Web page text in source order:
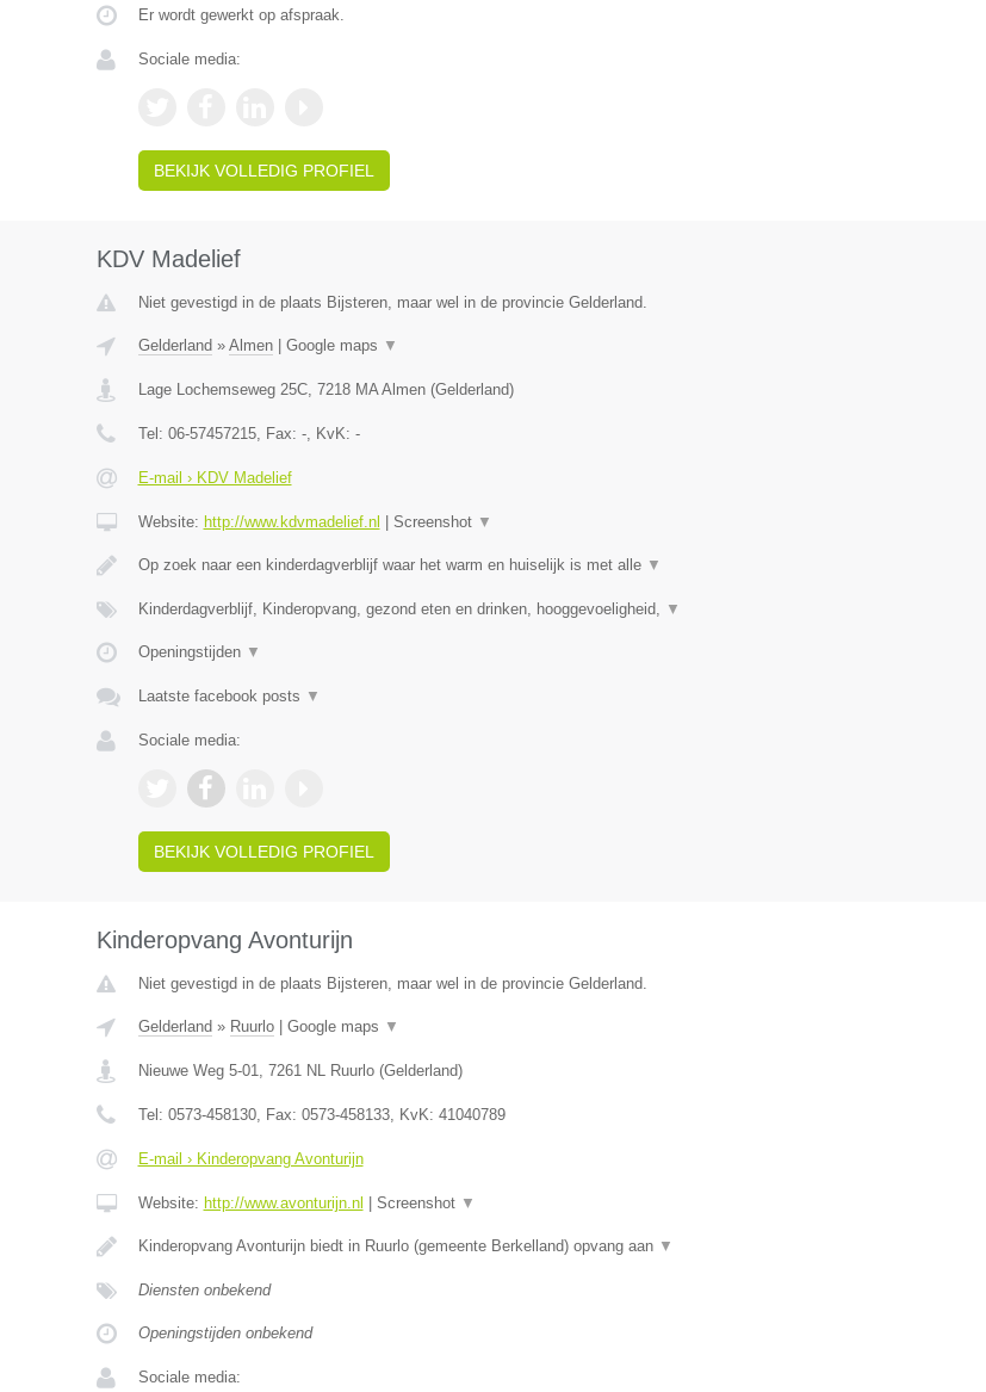
Er wordt gewerkt op afspraak.
Sociale media:
BEKIJK VOLLEDIG PROFIEL
KDV Madelief
Niet gevestigd in de plaats Bijsteren, maar wel in de provincie Gelderland.
Gelderland » Almen| Google maps ▼
Lage Lochemseweg 25C, 7218 MA Almen(Gelderland)
Tel: 06-57457215, Fax: -, KvK: -
E-mail › KDV Madelief
Website: http://www.kdvmadelief.nl Screenshot ▼
Op zoek naar een kinderdagverblijf waar het warm en huiselijk is met alle ▼
Kinderdagverblijf, Kinderopvang, gezond eten en drinken, hooggevoeligheid, ▼
Openingstijden ▼
Laatste facebook posts ▼
Sociale media:
BEKIJK VOLLEDIG PROFIEL
Kinderopvang Avonturijn
Niet gevestigd in de plaats Bijsteren, maar wel in de provincie Gelderland.
Gelderland » Ruurlo| Google maps ▼
Nieuwe Weg 5-01, 7261 NL Ruurlo(Gelderland)
Tel: 0573-458130, Fax: 0573-458133, KvK: 41040789
E-mail › Kinderopvang Avonturijn
Website: http://www.avonturijn.nl Screenshot ▼
Kinderopvang Avonturijn biedt in Ruurlo (gemeente Berkelland) opvang aan ▼
Diensten onbekend
Openingstijden onbekend
Sociale media: